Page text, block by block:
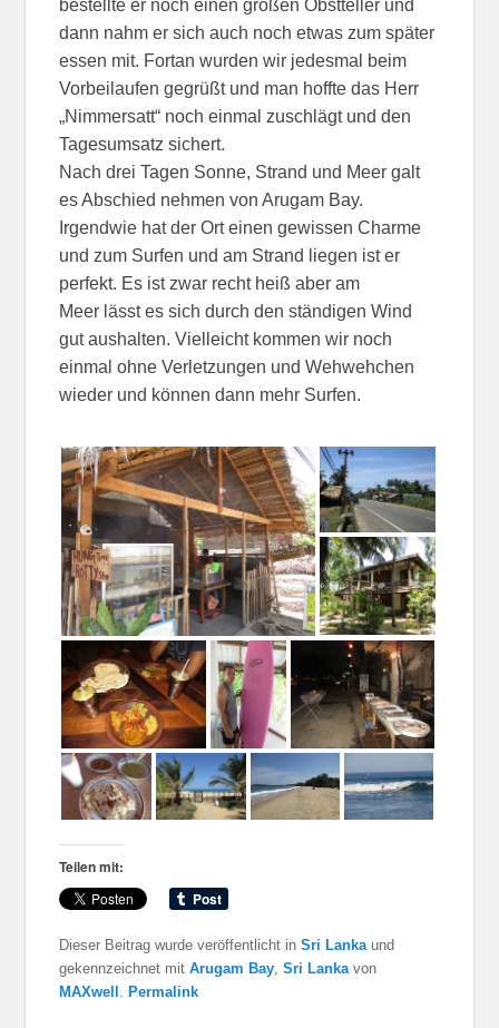
bestellte er noch einen großen Obstteller und
dann nahm er sich auch noch etwas zum später
essen mit. Fortan wurden wir jedesmal beim
Vorbeilaufen gegrüßt und man hoffte das Herr
„Nimmersatt“ noch einmal zuschlägt und den
Tagesumsatz sichert.
Nach drei Tagen Sonne, Strand und Meer galt
es Abschied nehmen von Arugam Bay.
Irgendwie hat der Ort einen gewissen Charme
und zum Surfen und am Strand liegen ist er
perfekt. Es ist zwar recht heiß aber am
Meer lässt es sich durch den ständigen Wind
gut aushalten. Vielleicht kommen wir noch
einmal ohne Verletzungen und Wehwehchen
wieder und können dann mehr Surfen.
Teilen mit:
Dieser Beitrag wurde veröffentlicht inSri Lanka und
gekennzeichnet mitArugam Bay ,Sri Lanka von
MAXwell
Permalink